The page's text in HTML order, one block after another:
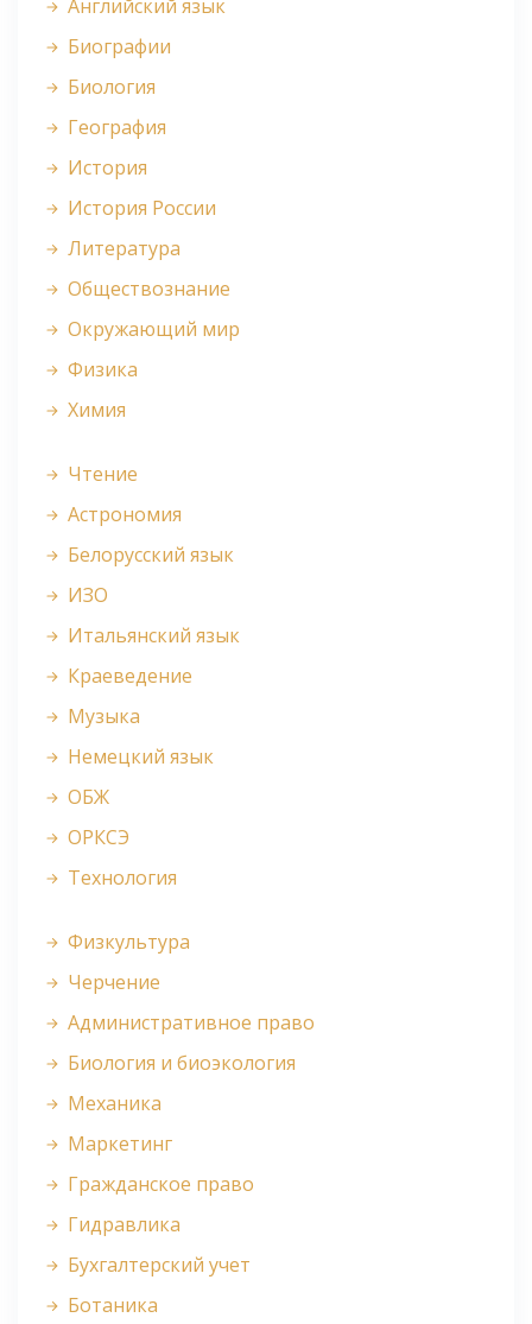
Английский язык
Биографии
Биология
География
История
История России
Литература
Обществознание
Окружающий мир
Физика
Химия
Чтение
Астрономия
Белорусский язык
ИЗО
Итальянский язык
Краеведение
Музыка
Немецкий язык
ОБЖ
ОРКСЭ
Технология
Физкультура
Черчение
Административное право
Биология и биоэкология
Механика
Маркетинг
Гражданское право
Гидравлика
Бухгалтерский учет
Ботаника